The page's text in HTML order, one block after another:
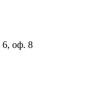
6, оф. 8